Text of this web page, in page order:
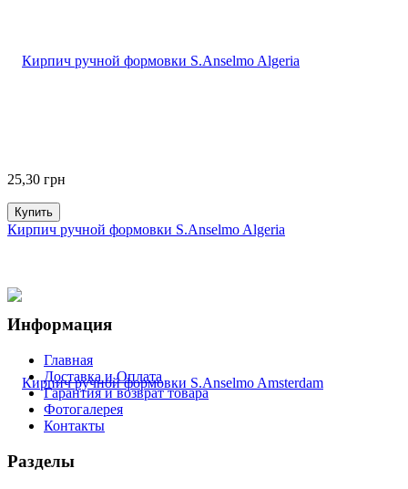
25,30 грн
Купить
Кирпич ручной формовки S.Anselmo Algeria
Информация
Главная
Доставка и Оплата
Гарантия и возврат товара
Фотогалерея
Контакты
Разделы